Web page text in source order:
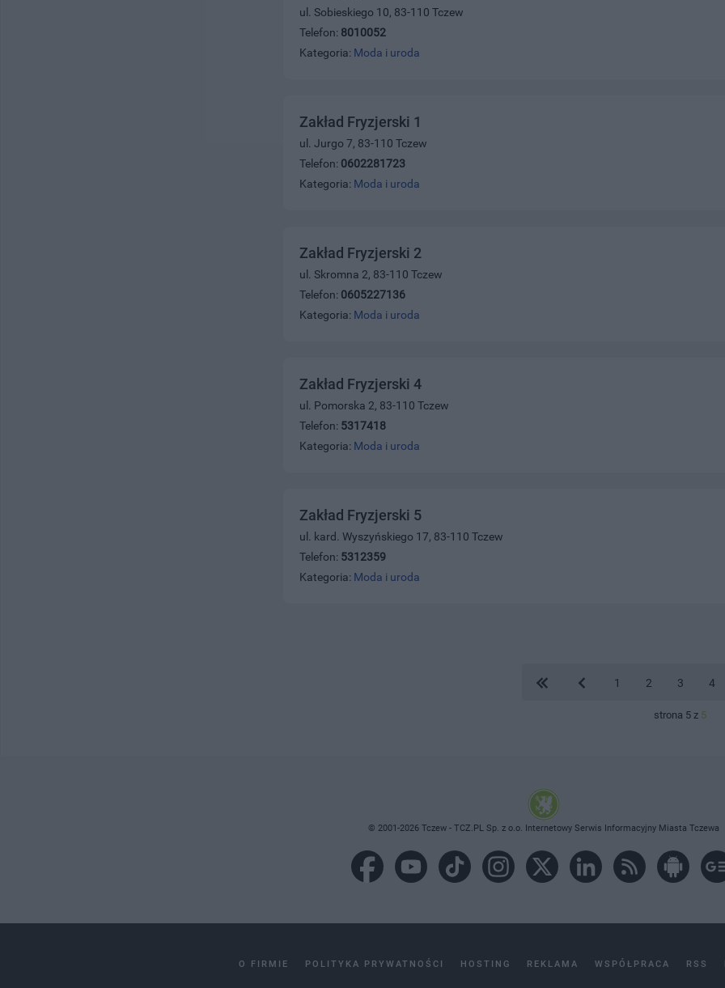
ul. Sobieskiego 10, 83-110 Tczew
Telefon: 8010052
Kategoria: Moda i uroda
Zakład Fryzjerski 1
ul. Jurgo 7, 83-110 Tczew
Telefon: 0602281723
Kategoria: Moda i uroda
Zakład Fryzjerski 2
ul. Skromna 2, 83-110 Tczew
Telefon: 0605227136
Kategoria: Moda i uroda
Zakład Fryzjerski 4
ul. Pomorska 2, 83-110 Tczew
Telefon: 5317418
Kategoria: Moda i uroda
Zakład Fryzjerski 5
ul. kard. Wyszyńskiego 17, 83-110 Tczew
Telefon: 5312359
Kategoria: Moda i uroda
1 2 3 4
strona 5 z 5
© 2001-2026 Tczew - TCZ.PL Sp. z o.o. Internetowy Serwis Informacyjny Miasta Tczewa
O FIRMIE POLITYKA PRYWATNOŚCI HOSTING REKLAMA WSPÓŁPRACA RSS